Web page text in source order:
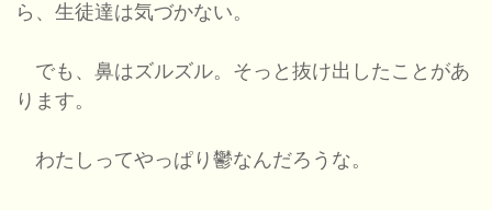
ら、生徒達は気づかない。
でも、鼻はズルズル。そっと抜け出したことがあ
ります。
わたしってやっぱり鬱なんだろうな。